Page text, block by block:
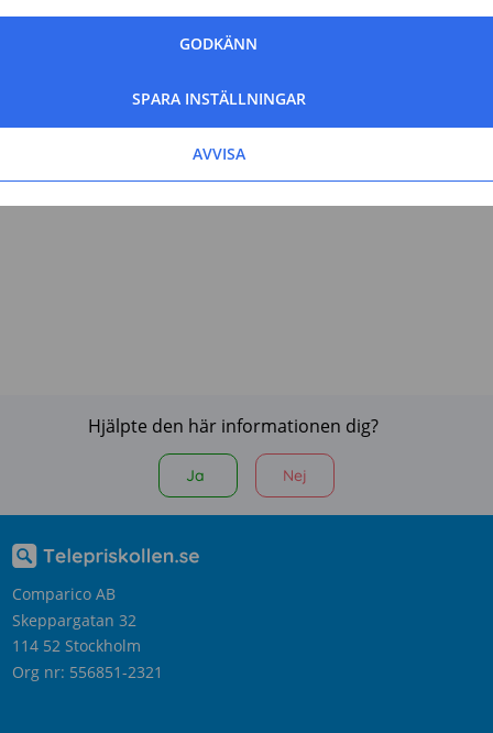
AVVISA
SPARA INSTÄLLNINGAR
GODKÄNN
Hjälpte den här informationen dig?
Ja Nej
Comparico AB
Skeppargatan 32
114 52 Stockholm
Org nr: 556851-2321